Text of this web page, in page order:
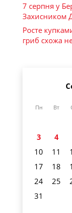
7 серпня у
Захисником
Росте
гриб схожа
Пн Вт
3
4
10
11
17
18
24
25
31